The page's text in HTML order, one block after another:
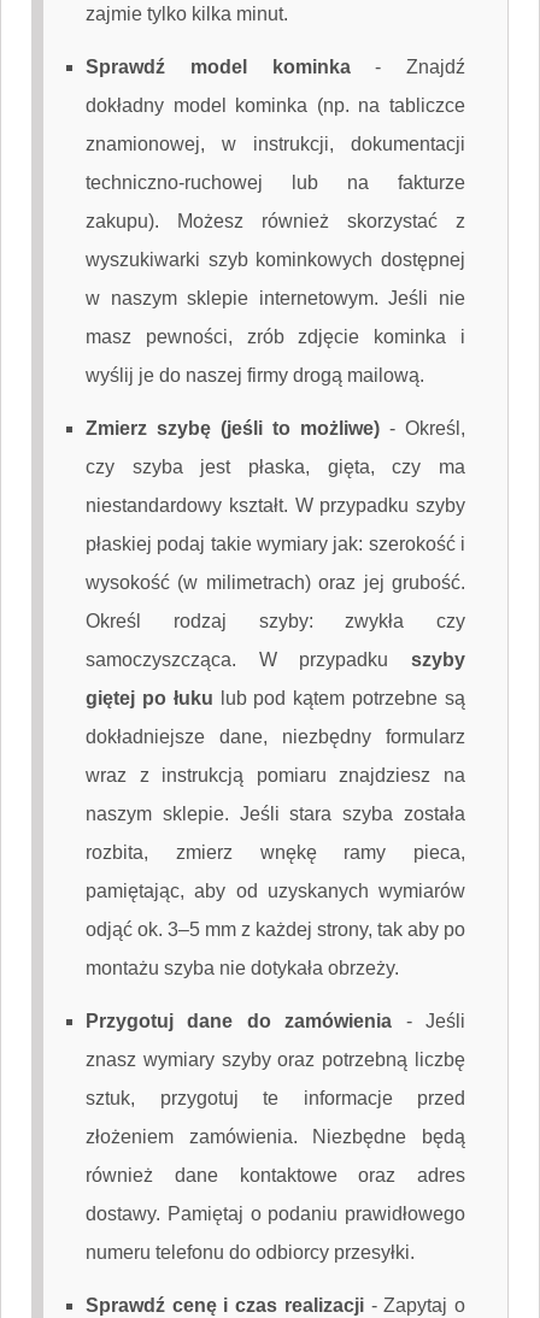
zajmie tylko kilka minut.
Sprawdź model kominka- Znajdź
dokładny model kominka (np. na tabliczce
znamionowej, w instrukcji, dokumentacji
techniczno-ruchowej lub na fakturze
zakupu). Możesz również skorzystać z
wyszukiwarki szyb kominkowych dostępnej
w naszym sklepie internetowym. Jeśli nie
masz pewności, zrób zdjęcie kominka i
wyślij je do naszej firmy drogą mailową.
Zmierz szybę (jeśli to możliwe) - Określ,
czy szyba jest płaska, gięta, czy ma
niestandardowy kształt. W przypadku szyby
płaskiej podaj takie wymiary jak: szerokość i
wysokość (w milimetrach) oraz jej grubość.
Określ rodzaj szyby: zwykła czy
samoczyszcząca. W przypadku szyby
giętej po łuku lub pod kątem potrzebne są
dokładniejsze dane, niezbędny formularz
wraz z instrukcją pomiaru znajdziesz na
naszym sklepie. Jeśli stara szyba została
rozbita, zmierz wnękę ramy pieca,
pamiętając, aby od uzyskanych wymiarów
odjąć ok. 3–5 mm z każdej strony, tak aby po
montażu szyba nie dotykała obrzeży.
Przygotuj dane do zamówienia -Jeśli
znasz wymiary szyby oraz potrzebną liczbę
sztuk, przygotuj te informacje przed
złożeniem zamówienia. Niezbędne będą
również dane kontaktowe oraz adres
dostawy. Pamiętaj o podaniu prawidłowego
numeru telefonu do odbiorcy przesyłki.
Sprawdź cenę i czas realizacji-Zapytaj o